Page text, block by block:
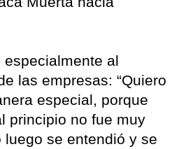
especialmente al
las empresas: “Quiero
especial, porque
principio no fue muy
luego se entendió y se